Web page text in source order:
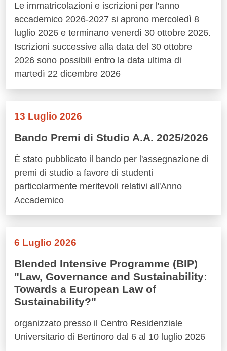
Le immatricolazioni e iscrizioni per l'anno
accademico 2026-2027 si aprono mercoledì 8
luglio 2026 e terminano venerdì 30 ottobre 2026.
Iscrizioni successive alla data del 30 ottobre
2026 sono possibili entro la data ultima di
martedì 22 dicembre 2026
13 Luglio 2026
Bando Premi di Studio A.A. 2025/2026
È stato pubblicato il bando per l'assegnazione di
premi di studio a favore di studenti
particolarmente meritevoli relativi all'Anno
Accademico
6 Luglio 2026
Blended Intensive Programme (BIP)
"Law, Governance and Sustainability:
Towards a European Law of
Sustainability?"
organizzato presso il Centro Residenziale
Universitario di Bertinoro dal 6 al 10 luglio 2026